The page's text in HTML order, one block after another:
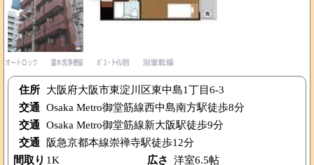
住所
大阪府大阪市東淀川区東中島1丁目6-3
交通 Osaka Metro御堂筋線西中島南方駅徒歩8分
交通 Osaka Metro御堂筋線新大阪駅徒歩9分
交通
阪急京都本線崇禅寺駅徒歩12分
間取り 1K 広さ 洋室6.5帖